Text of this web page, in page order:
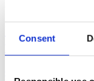
Consent
förlust